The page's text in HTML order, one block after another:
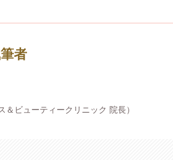
者
＆ビューティークリニック 院長）